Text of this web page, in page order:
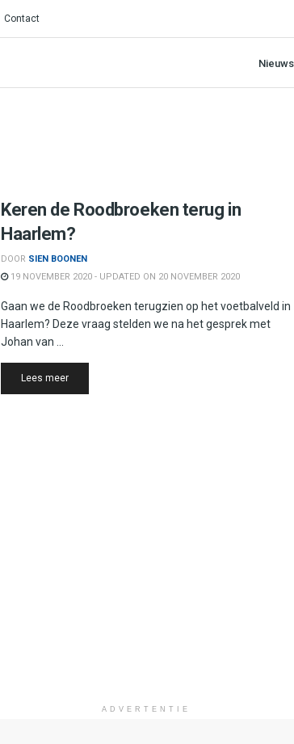
Contact
Nieuws
Keren de Roodbroeken terug in
Haarlem?
DOOR SIEN BOONEN
19 NOVEMBER 2020 - UPDATED ON 20 NOVEMBER 2020
Gaan we de Roodbroeken terugzien op het voetbalveld in
Haarlem? Deze vraag stelden we na het gesprek met
Johan van ...
Lees meerDetails
ADVERTENTIE